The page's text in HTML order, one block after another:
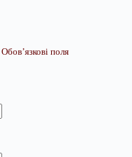
Обов’язкові поля